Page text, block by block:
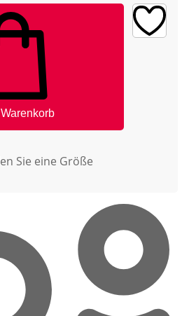
Warenkorb
Sie eine Größe